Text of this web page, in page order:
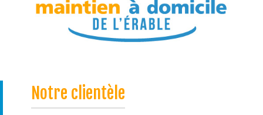
Notre clientèle